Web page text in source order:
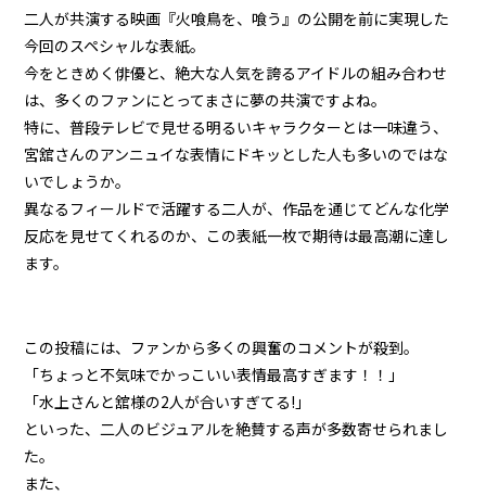
二人が共演する映画『火喰鳥を、喰う』の公開を前に実現した
今回のスペシャルな表紙。
今をときめく俳優と、絶大な人気を誇るアイドルの組み合わせ
は、多くのファンにとってまさに夢の共演ですよね。
特に、普段テレビで見せる明るいキャラクターとは一味違う、
宮舘さんのアンニュイな表情にドキッとした人も多いのではな
いでしょうか。
異なるフィールドで活躍する二人が、作品を通じてどんな化学
反応を見せてくれるのか、この表紙一枚で期待は最高潮に達し
ます。
この投稿には、ファンから多くの興奮のコメントが殺到。
「ちょっと不気味でかっこいい表情最高すぎます！！」
「水上さんと舘様の2人が合いすぎてる!」
といった、二人のビジュアルを絶賛する声が多数寄せられまし
た。
また、